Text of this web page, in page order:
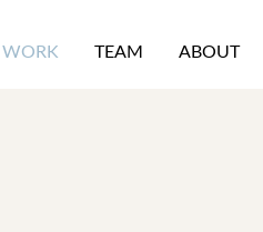
WORK TEAM ABOUT